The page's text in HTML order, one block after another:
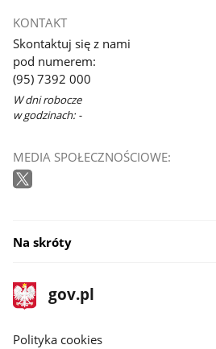
KONTAKT
Skontaktuj się z nami
pod numerem:
(95) 7392 000
W dni robocze
w godzinach: -
MEDIA SPOŁECZNOŚCIOWE:
Na skróty
stopka
gov.pl
Strona
gov.pl
gov.pl
Polityka cookies